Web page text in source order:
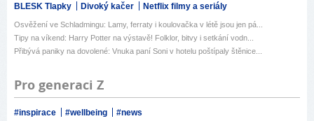
BLESK Tlapky Divoký kačer Netflix filmy a seriály
Osvěžení ve Schladmingu: Lamy, ferraty i koulovačka v létě jsou jen pá...
Tipy na víkend: Harry Potter na výstavě! Folklor, bitvy i setkání vodn...
Přibývá paniky na dovolené: Vnuka paní Soni v hotelu poštípaly štěnice...
Pro generaci Z
#inspirace #wellbeing #news